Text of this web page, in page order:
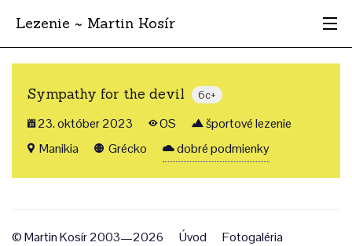
Lezenie ~ Martin Kosír
Najhodnotnejšie
Oblasti
Krajina
Štýl
Sympathy for the devil 6c+
23. október 2023 OS
športové lezenie
Manikia
Grécko dobré podmienky
© Martin Kosír 2003—2026 Úvod
Fotogaléria